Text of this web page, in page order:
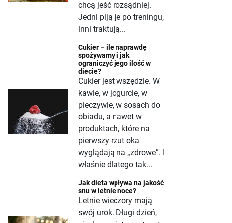
chcą jeść rozsądniej.
Jedni piją je po treningu,
inni traktują...
Cukier – ile naprawdę
spożywamy i jak
ograniczyć jego ilość w
diecie?
Cukier jest wszędzie. W
kawie, w jogurcie, w
pieczywie, w sosach do
obiadu, a nawet w
produktach, które na
pierwszy rzut oka
wyglądają na „zdrowe”. I
właśnie dlatego tak...
Jak dieta wpływa na jakość
snu w letnie noce?
Letnie wieczory mają
swój urok. Długi dzień,